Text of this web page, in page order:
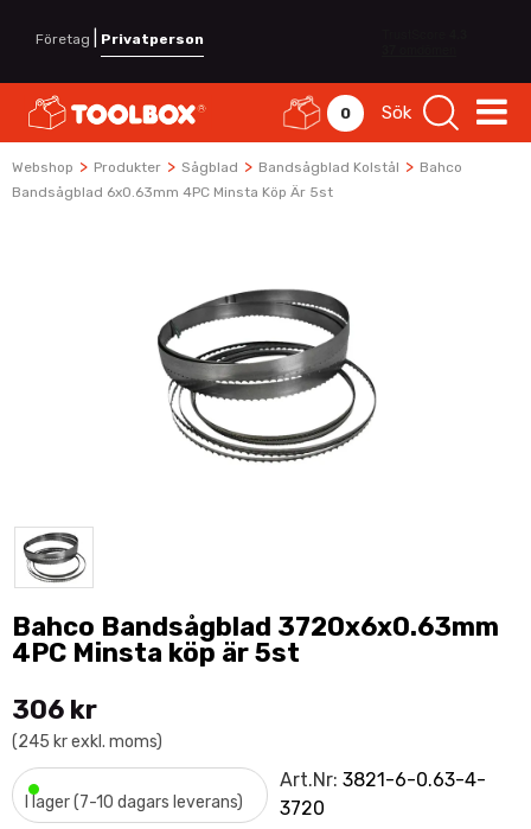
Företag Privatperson
0 Sök
Webshop > Produkter > Sågblad > Bandsågblad Kolstål > Bahco
Bandsågblad 6x0.63mm 4PC Minsta Köp Är 5st
Bahco Bandsågblad 3720x6x0.63mm
4PC Minsta köp är 5st
306 kr
(245 kr exkl. moms)
•I lager (7-10 dagars leverans)
Art.Nr:3821-6-0.63-4-
3720